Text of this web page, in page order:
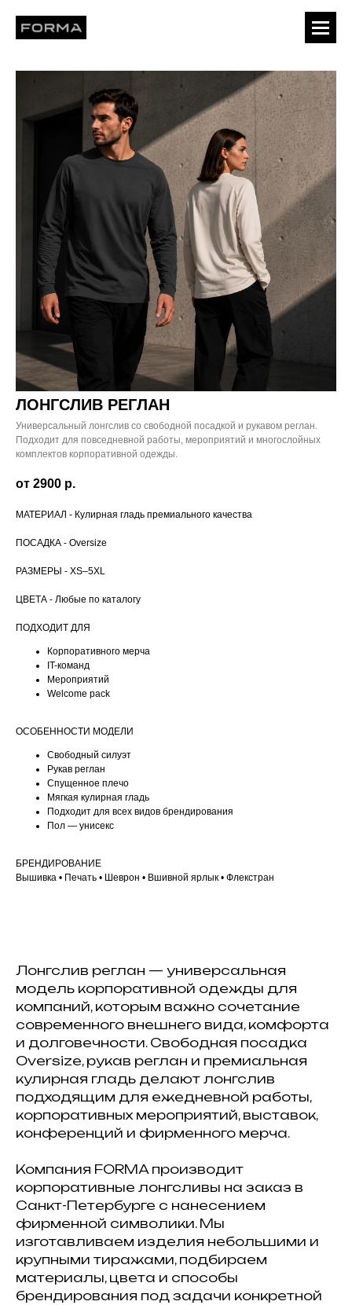
ЛОНГСЛИВ РЕГЛАН
Универсальный лонгслив со свободной посадкой и рукавом реглан.
Подходит для повседневной работы, мероприятий и многослойных
комплектов корпоративной одежды.
от 2900 р.
МАТЕРИАЛ - Кулирная гладь премиального качества
ПОСАДКА - Oversize
РАЗМЕРЫ - XS–5XL
ЦВЕТА - Любые по каталогу
ПОДХОДИТ ДЛЯ
Корпоративного мерча
IT-команд
Мероприятий
Welcome pack
ОСОБЕННОСТИ МОДЕЛИ
Свободный силуэт
Рукав реглан
Спущенное плечо
Мягкая кулирная гладь
Подходит для всех видов брендирования
Пол — унисекс
БРЕНДИРОВАНИЕ
Вышивка • Печать • Шеврон • Вшивной ярлык • Флекстран
Лонгслив реглан — универсальная
модель корпоративной одежды для
компаний, которым важно сочетание
современного внешнего вида, комфорта
и долговечности. Свободная посадка
Oversize, рукав реглан и премиальная
кулирная гладь делают лонгслив
подходящим для ежедневной работы,
корпоративных мероприятий, выставок,
конференций и фирменного мерча.
Компания FORMA производит
корпоративные лонгсливы на заказ в
Санкт-Петербурге с нанесением
фирменной символики. Мы
изготавливаем изделия небольшими и
крупными тиражами, подбираем
материалы, цвета и способы
брендирования под задачи конкретной